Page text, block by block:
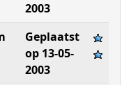
2003
Geplaatst
op 13-05-
2003